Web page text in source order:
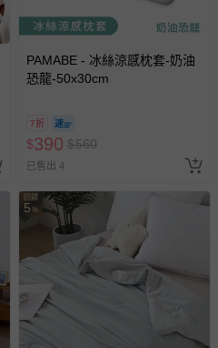
PAMABE - 冰絲涼感枕套-奶油
恐龍-50x30cm
7折
$390 $560
已售出 4
回饋
5 %